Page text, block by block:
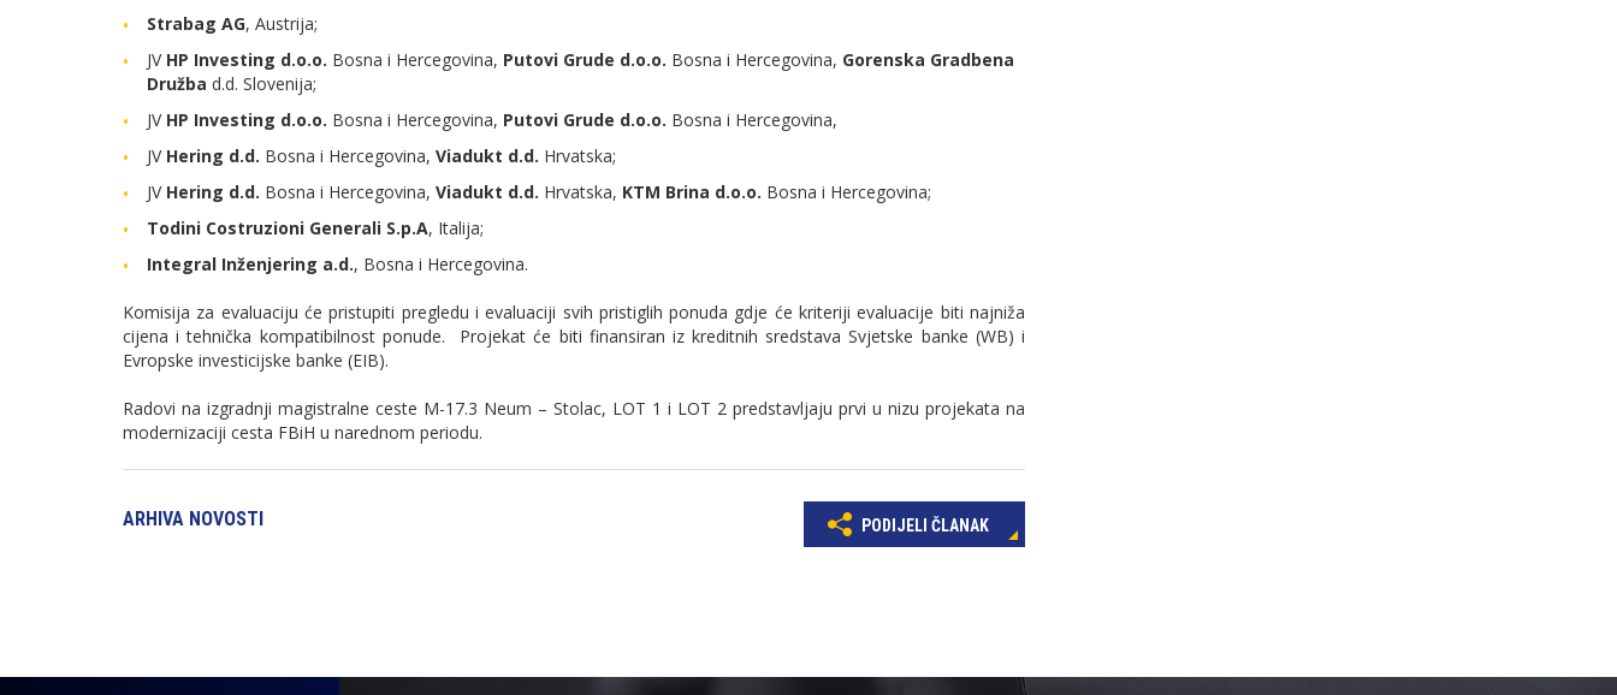
Strabag AG, Austrija;
JV HP Investing d.o.o. Bosna i Hercegovina, Putovi Grude d.o.o. Bosna i Hercegovina, Gorenska Gradbena
Družba d.d. Slovenija;
JV HP Investing d.o.o. Bosna i Hercegovina, Putovi Grude d.o.o. Bosna i Hercegovina,
JV Hering d.d. Bosna i Hercegovina, Viadukt d.d. Hrvatska;
JV Hering d.d. Bosna i Hercegovina, Viadukt d.d. Hrvatska, KTM Brina d.o.o. Bosna i Hercegovina;
Todini Costruzioni Generali S.p.A, Italija;
Integral Inženjering a.d., Bosna i Hercegovina.
Komisija za evaluaciju će pristupiti pregledu i evaluaciji svih pristiglih ponuda gdje će kriteriji evaluacije biti najniža
cijena i tehnička kompatibilnost ponude. Projekat će biti finansiran iz kreditnih sredstava Svjetske banke (WB) i
Evropske investicijske banke (EIB).
Radovi na izgradnji magistralne ceste M-17.3 Neum – Stolac, LOT 1 i LOT 2 predstavljaju prvi u nizu projekata na
modernizaciji cesta FBiH u narednom periodu.
ARHIVA NOVOSTI PODIJELI ČLANAK